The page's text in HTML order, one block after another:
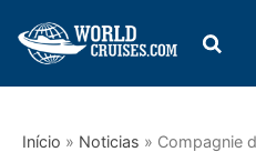
Início » Noticias » Compagnie